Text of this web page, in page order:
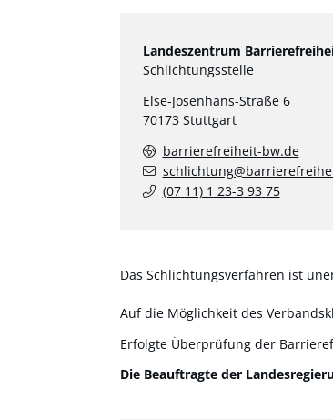
Landeszentrum
Schlichtungsstelle
Else-Josenhans-Straße 6
70173Stuttgart
barrierefreiheit-bw.de
(07 11) 1 23-3 93 75
Das Schlichtungsverfahren ist
Auf die Möglichkeit des
Erfolgte Überprüfung der
Die Beauftragte der